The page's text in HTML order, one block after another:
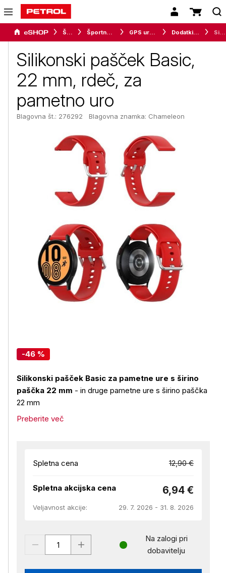
Šport Športna oprema GPS ure in merilci Dodatki za pametne ure
Silikonski pašček Basic,
22 mm, rdeč, za
pametno uro
Blagovna št.: 276292 Blagovna znamka: Chameleon
-46 %
Silikonski pašček Basic za pametne ure s širino
paščka 22 mm - in druge pametne ure s širino paščka
22 mm
Preberite več
Spletna cena 12,90 €
Spletna akcijska cena 6,94 €
Veljavnost akcije: 29. 7. 2026 - 31. 8. 2026
Na zalogi pri
dobavitelju